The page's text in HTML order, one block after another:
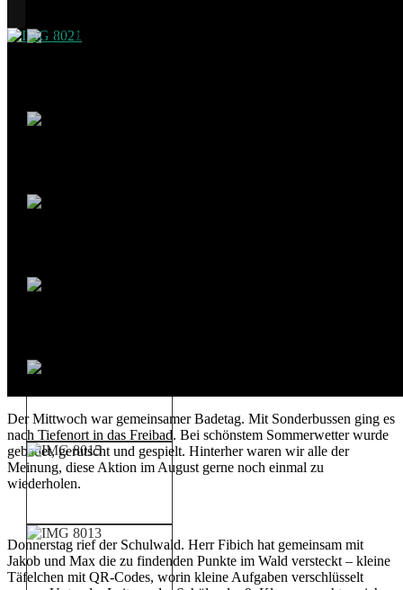
Der Mittwoch war gemeinsamer Badetag. Mit Sonderbussen ging es
nach Tiefenort in das Freibad. Bei schönstem Sommerwetter wurde
gebadet, gerutscht und gespielt. Hinterher waren wir alle der
Meinung, diese Aktion im August gerne noch einmal zu
wiederholen.
Donnerstag rief der Schulwald. Herr Fibich hat gemeinsam mit
Jakob und Max die zu findenden Punkte im Wald versteckt – kleine
Täfelchen mit QR-Codes, worin kleine Aufgaben verschlüsselt